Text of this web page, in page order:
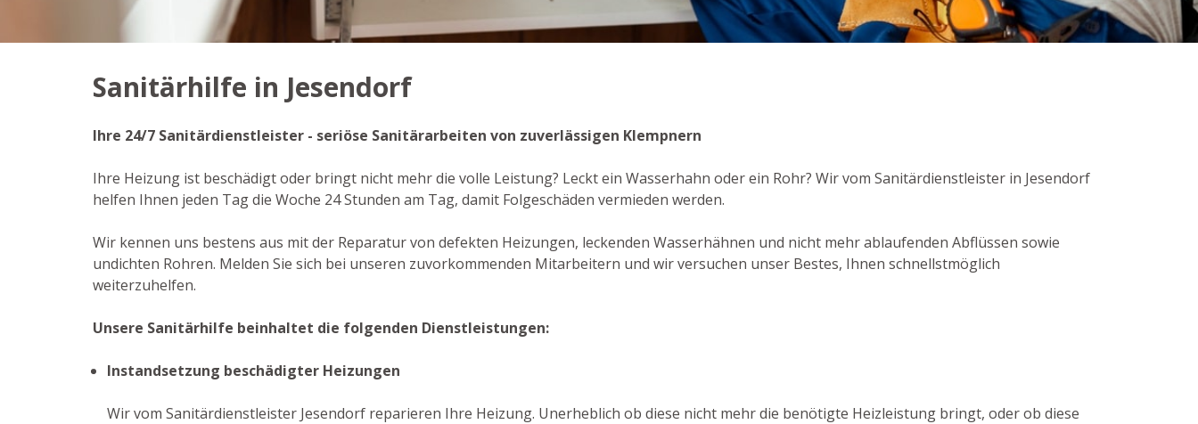
Sanitärhilfe in Jesendorf
Ihre 24/7 Sanitärdienstleister - seriöse Sanitärarbeiten von zuverlässigen Klempnern
Ihre Heizung ist beschädigt oder bringt nicht mehr die volle Leistung? Leckt ein Wasserhahn oder ein Rohr? Wir vom Sanitärdienstleister in Jesendorf
helfen Ihnen jeden Tag die Woche 24 Stunden am Tag, damit Folgeschäden vermieden werden.
Wir kennen uns bestens aus mit der Reparatur von defekten Heizungen, leckenden Wasserhähnen und nicht mehr ablaufenden Abflüssen sowie
undichten Rohren. Melden Sie sich bei unseren zuvorkommenden Mitarbeitern und wir versuchen unser Bestes, Ihnen schnellstmöglich
weiterzuhelfen.
Unsere Sanitärhilfe beinhaltet die folgenden Dienstleistungen:
Instandsetzung beschädigter Heizungen
Wir vom Sanitärdienstleister Jesendorf reparieren Ihre Heizung. Unerheblich ob diese nicht mehr die benötigte Heizleistung bringt, oder ob diese